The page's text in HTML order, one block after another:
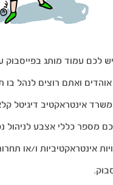
לכם עמוד מותג בפייסבוק
ואתם רוצים לנהל בו
משרד אינטראקטיב דיגיטל
מספר כללי אצבע לניהול
אינטראקטיביות ו/או